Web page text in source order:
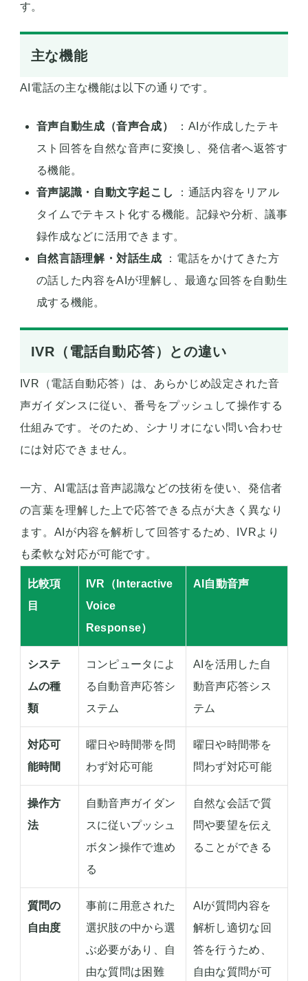
す。
主な機能
AI電話の主な機能は以下の通りです。
音声自動生成（音声合成）
：AIが作成したテキ
スト回答を自然な音声に変換し、発信者へ返答す
る機能。
音声認識・自動文字起こし
：通話内容をリアル
タイムでテキスト化する機能。記録や分析、議事
録作成などに活用できます。
自然言語理解・対話生成 ：電話をかけてきた方
の話した内容をAIが理解し、最適な回答を自動生
成する機能。
IVR（電話自動応答）との違い
IVR（電話自動応答）は、あらかじめ設定された音
声ガイダンスに従い、番号をプッシュして操作する
仕組みです。そのため、シナリオにない問い合わせ
には対応できません。
一方、AI電話は音声認識などの技術を使い、発信者
の言葉を理解した上で応答できる点が大きく異なり
ます。AIが内容を解析して回答するため、IVRより
も柔軟な対応が可能です。
比較項
目
IVR（Interactive
Voice
Response）
AI自動音声
システ
ムの種
類
コンピュータによ
る自動音声応答シ
ステム
AIを活用した自
動音声応答シス
テム
対応可
能時間
曜日や時間帯を問
わず対応可能
曜日や時間帯を
問わず対応可能
操作方
法
自動音声ガイダン
スに従いプッシュ
ボタン操作で進め
る
自然な会話で質
問や要望を伝え
ることができる
質問の
自由度
事前に用意された
選択肢の中から選
ぶ必要があり、自
由な質問は困難
AIが質問内容を
解析し適切な回
答を行うため、
自由な質問が可